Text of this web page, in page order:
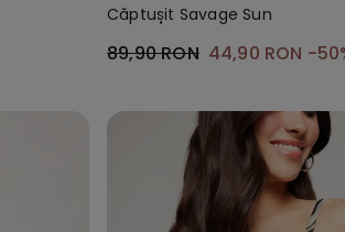
Căptușit Savage Sun
89,90 RON 44,90 RON -